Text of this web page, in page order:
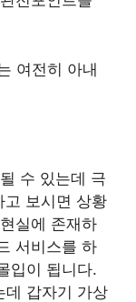
여전히 아내
수 있는데 극
고 보시면 상황
실에 존재하
서비스를 하
입이 됩니다.
데 갑자기 가상